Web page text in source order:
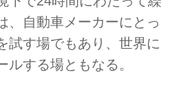
、自動車メーカーにとっ
試す場でもあり、世界に
ルする場ともなる。